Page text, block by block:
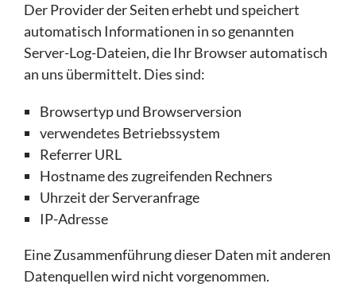
Der Provider der Seiten erhebt und speichert
automatisch Informationen in so genannten
Server-Log-Dateien, die Ihr Browser automatisch
an uns übermittelt. Dies sind:
Browsertyp und Browserversion
verwendetes Betriebssystem
Referrer URL
Hostname des zugreifenden Rechners
Uhrzeit der Serveranfrage
IP-Adresse
Eine Zusammenführung dieser Daten mit anderen
Datenquellen wird nicht vorgenommen.